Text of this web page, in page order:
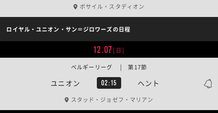
ボサイル・スタディオン
ロイヤル・ユニオン・サン＝ジロワーズの日程
12.07[日]
ユニオン 02:15 ヘント
ベルギーリーグ | 第17節
スタッド・ジョゼフ・マリアン